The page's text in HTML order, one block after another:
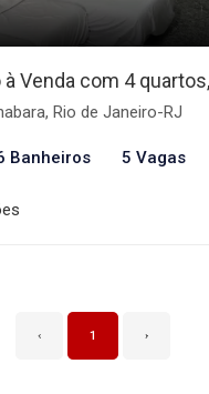
Venda com 4
Rio de Janeiro-RJ
Banheiros 5 Vagas
‹ 1 ›